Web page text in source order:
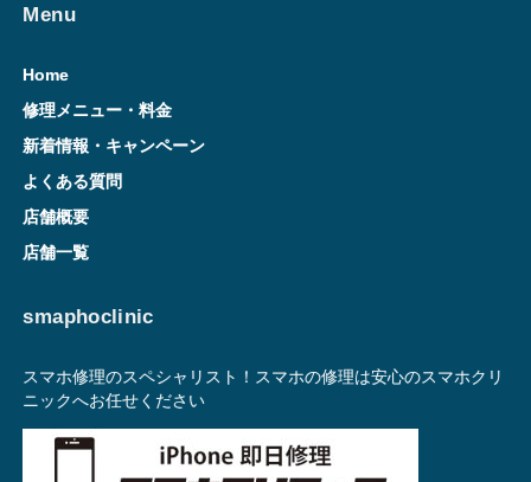
Menu
Home
修理メニュー・料金
新着情報・キャンペーン
よくある質問
店舗概要
店舗一覧
smaphoclinic
スマホ修理のスペシャリスト！スマホの修理は安心のスマホクリ
ニックへお任せください